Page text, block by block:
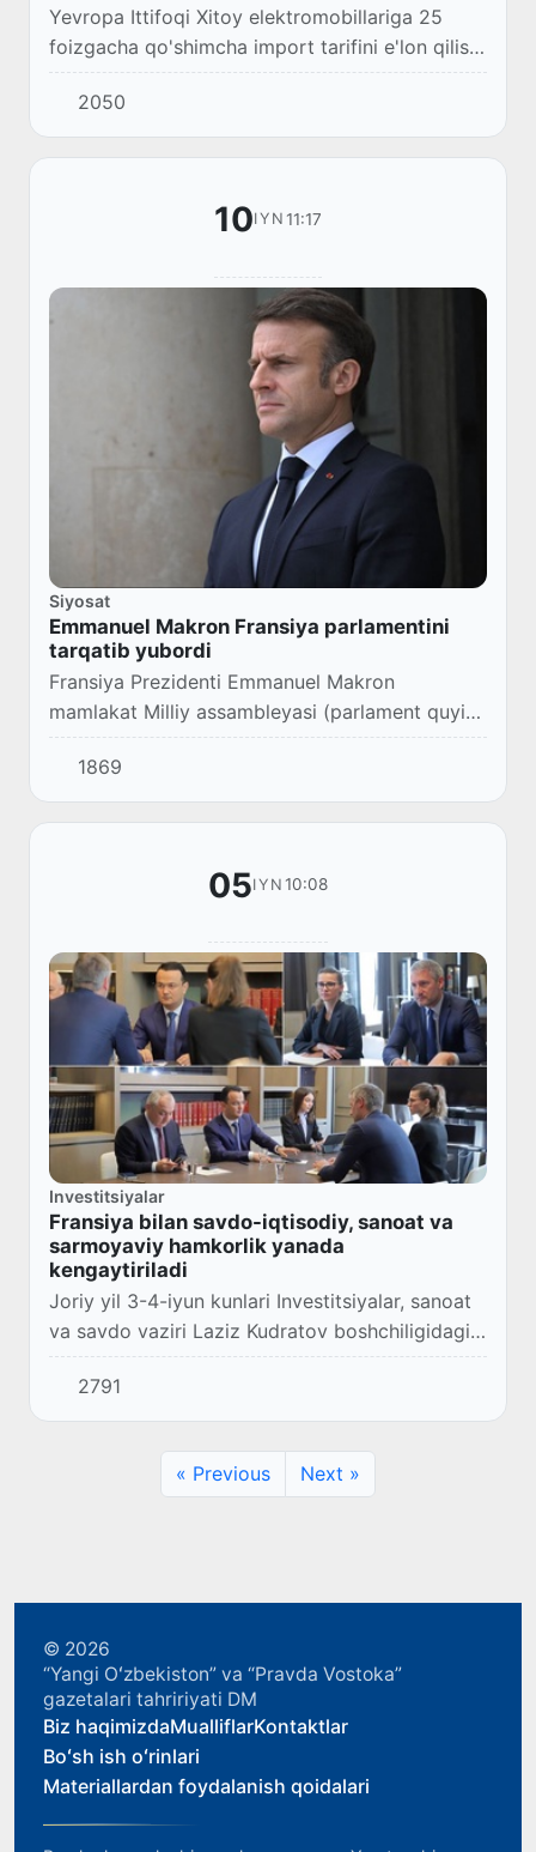
Yevropa Ittifoqi Xitoy elektromobillariga 25
foizgacha qo'shimcha import tarifini e'lon qilish
niyatida.
2050
10IYN 11:17
Siyosat
Emmanuel Makron Fransiya parlamentini
tarqatib yubordi
Fransiya Prezidenti Emmanuel Makron
mamlakat Milliy assambleyasi (parlament quyi
palatasi) tarqatib yuborilgani, shuningdek,
muddatidan oldin parlament saylovlari
tayinlangani haqi...
1869
05IYN 10:08
Investitsiyalar
Fransiya bilan savdo-iqtisodiy, sanoat va
sarmoyaviy hamkorlik yanada
kengaytiriladi
Joriy yil 3-4-iyun kunlari Investitsiyalar, sanoat
va savdo vaziri Laziz Kudratov boshchiligidagi
Oʻzbekiston rasmiy delegatsiyasi kengaytirilgan
tadbirlar dasturi bilan Parijga ta...
2791
« Previous Next »
© 2026
“Yangi Oʻzbekiston” va “Pravda Vostoka”
gazetalari tahririyati DM
Biz haqimizdaMualliflarKontaktlar
Boʻsh ish oʻrinlari
Materiallardan foydalanish qoidalari